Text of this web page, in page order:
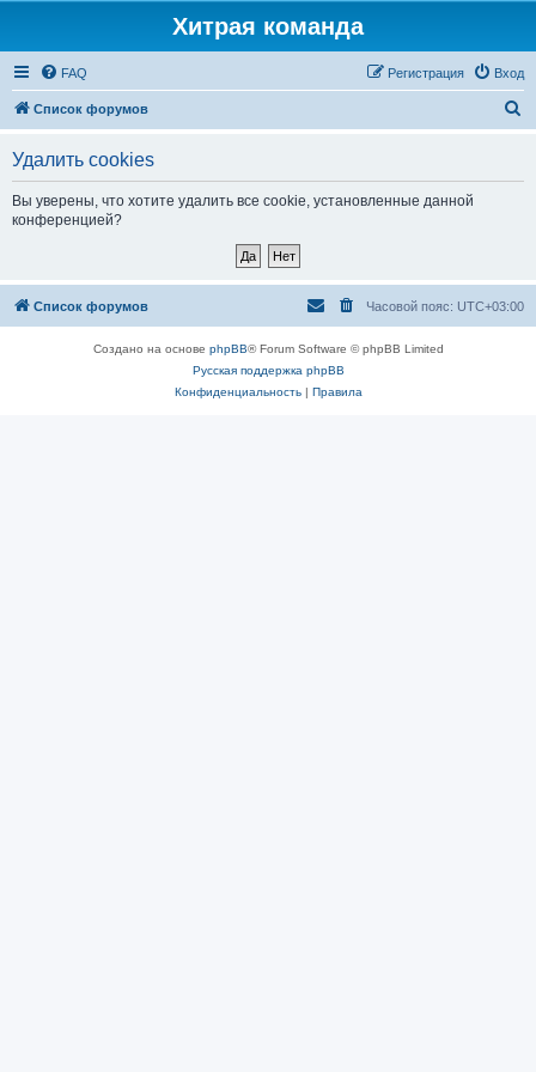
Хитрая команда
FAQ Вход
Регистрация
Список форумов
Удалить cookies
Вы уверены, что хотите удалить все cookie, установленные данной
конференцией?
Список форумов Часовой пояс: UTC+03:00
Создано на основе phpBB® Forum Software © phpBB Limited
Русская поддержка phpBB
Конфиденциальность| Правила